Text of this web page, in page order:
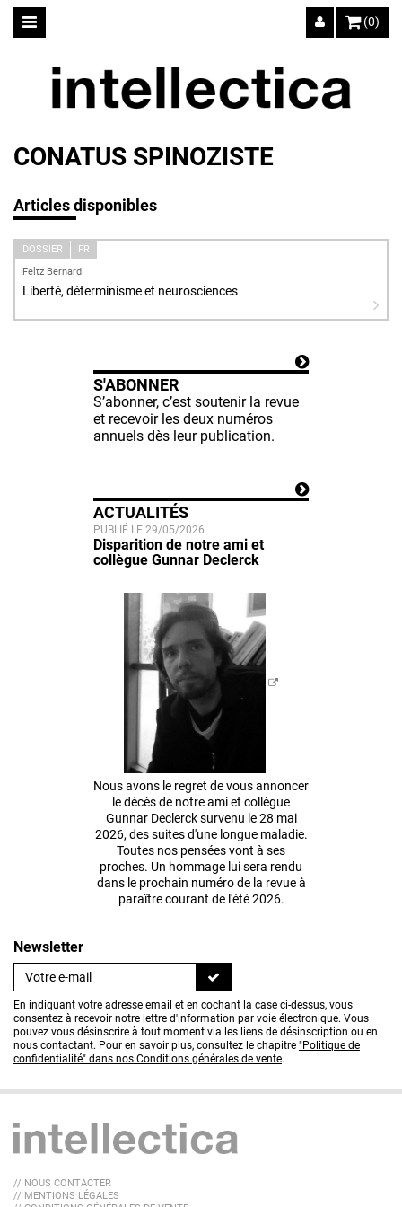
(0)
CONATUS SPINOZISTE
Articles disponibles
DOSSIER
FR
Feltz Bernard
Liberté, déterminisme et neurosciences
S'ABONNER
S’abonner, c’est soutenir la revue
et recevoir les deux numéros
annuels dès leur publication.
ACTUALITÉS
PUBLIÉ LE 29/05/2026
Disparition de notre ami et
collègue Gunnar Declerck
Nous avons le regret de vous annoncer
le décès de notre ami et collègue
Gunnar Declerck survenu le 28 mai
2026, des suites d'une longue maladie.
Toutes nos pensées vont à ses
proches. Un hommage lui sera rendu
dans le prochain numéro de la revue à
paraître courant de l'été 2026.
Newsletter
En indiquant votre adresse email et en cochant la case ci-dessus, vous
consentez à recevoir notre lettre d'information par voie électronique. Vous
pouvez vous désinscrire à tout moment via les liens de désinscription ou en
nous contactant. Pour en savoir plus, consultez le chapitre "Politique de
confidentialité" dans nos Conditions générales de vente.
// NOUS CONTACTER
// MENTIONS LÉGALES